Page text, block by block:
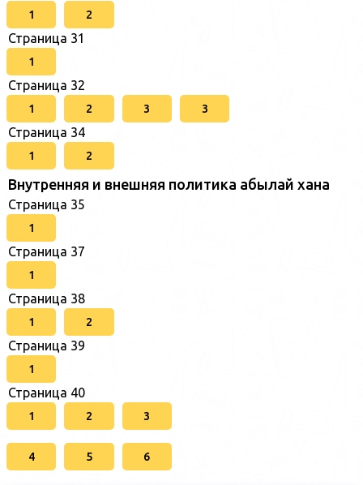
1 2
Страница 31
1
Страница 32
1 2 3 3
Страница 34
1 2
Внутренняя и внешняя политика абылай хана
Страница 35
1
Страница 37
1
Страница 38
1 2
Страница 39
1
Страница 40
1 2 3
4 5 6